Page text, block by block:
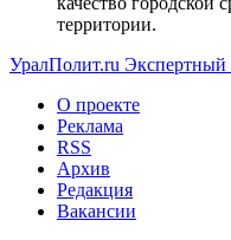
территории.
УралПолит.ru
О проекте
Реклама
RSS
Архив
Редакция
Вакансии